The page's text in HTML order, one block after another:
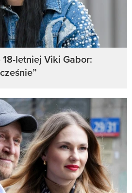
letniej Viki Gabor: